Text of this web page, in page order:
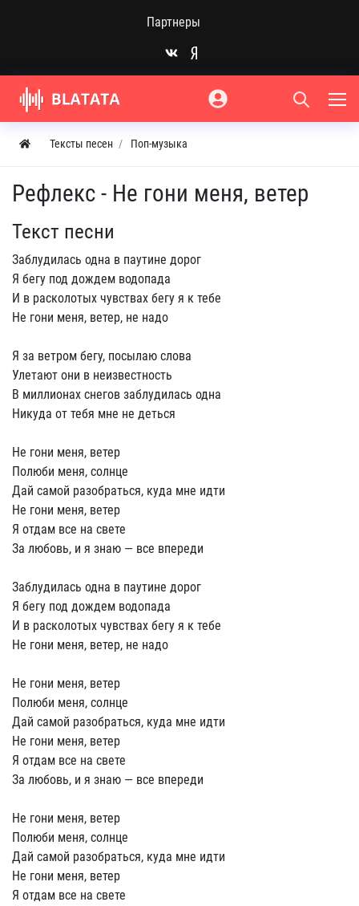
Партнеры
Тексты песен Поп-музыка
Рефлекс - Не гони меня, ветер
Текст песни
Заблудилась одна в паутине дорог
Я бегу под дождем водопада
И в расколотых чувствах бегу я к тебе
Не гони меня, ветер, не надо
Я за ветром бегу, посылаю слова
Улетают они в неизвестность
В миллионах снегов заблудилась одна
Никуда от тебя мне не деться
Не гони меня, ветер
Полюби меня, солнце
Дай самой разобраться, куда мне идти
Не гони меня, ветер
Я отдам все на свете
За любовь, и я знаю — все впереди
Заблудилась одна в паутине дорог
Я бегу под дождем водопада
И в расколотых чувствах бегу я к тебе
Не гони меня, ветер, не надо
Не гони меня, ветер
Полюби меня, солнце
Дай самой разобраться, куда мне идти
Не гони меня, ветер
Я отдам все на свете
За любовь, и я знаю — все впереди
Не гони меня, ветер
Полюби меня, солнце
Дай самой разобраться, куда мне идти
Не гони меня, ветер
Я отдам все на свете